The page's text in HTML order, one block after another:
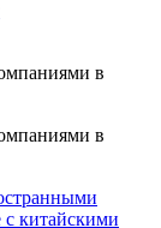
в
в
с китайскими